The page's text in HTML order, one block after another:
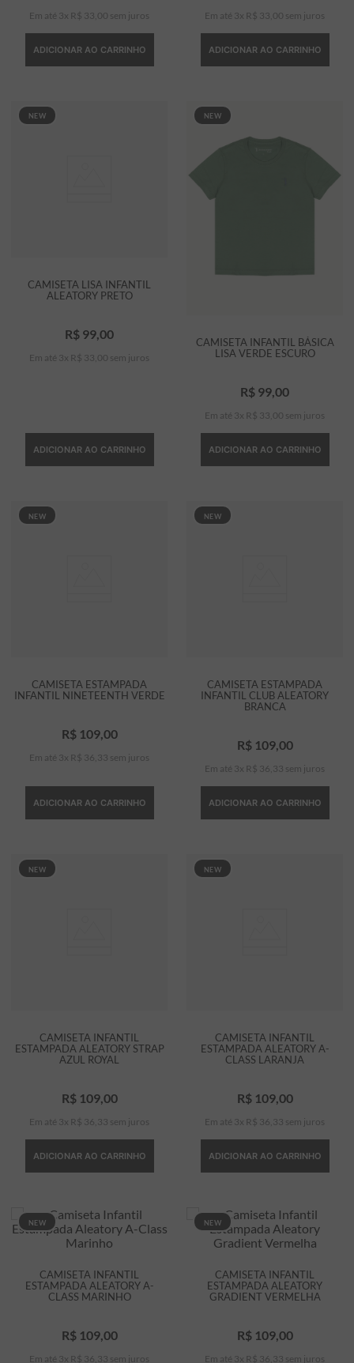
Em até 3 x R$ 33 00 sem juros
ADICIONAR AO CARRINHO
Em até 3 x R$ 33 00 sem juros
ADICIONAR AO CARRINHO
NEW
CAMISETA LISA INFANTIL
ALEATORY PRETO
R$ 99 00
Em até 3 x R$ 33 00 sem juros
ADICIONAR AO CARRINHO
NEW
CAMISETA INFANTIL BÁSICA
LISA VERDE ESCURO
R$ 99,00
Em até 3 x R$ 33 00 sem juros
ADICIONAR AO CARRINHO
NEW
CAMISETA ESTAMPADA
INFANTIL NINETEENTH VERDE
R$ 109,00
Em até 3 x R$ 36 33 sem juros
ADICIONAR AO CARRINHO
NEW
CAMISETA ESTAMPADA
INFANTIL CLUB ALEATORY
BRANCA
R$ 109,00
Em até 3 x R$ 36 33 sem juros
ADICIONAR AO CARRINHO
NEW
CAMISETA INFANTIL
ESTAMPADA ALEATORY STRAP
AZUL ROYAL
R$ 109,00
Em até 3 x R$ 36 33 sem juros
ADICIONAR AO CARRINHO
NEW
CAMISETA INFANTIL
ESTAMPADA ALEATORY A-
CLASS LARANJA
R$ 109,00
Em até 3 x R$ 36 33 sem juros
ADICIONAR AO CARRINHO
NEW
CAMISETA INFANTIL
ESTAMPADA ALEATORY A-
CLASS MARINHO
R$ 109,00
Em até 3 x R$ 36 33 sem juros
NEW
CAMISETA INFANTIL
ESTAMPADA ALEATORY
GRADIENT VERMELHA
R$ 109,00
Em até 3 x R$ 36 33 sem juros